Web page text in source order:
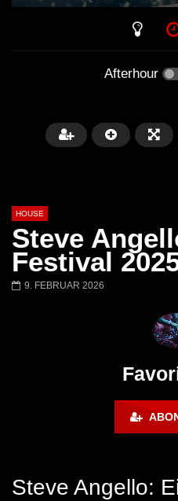
PLAY
Afterhour
Honey Dijon- Escenario
Maravilla @ Tecate Pal
HOUSE
Steve
Festival
9. FEBRUAR 2026
Steve Angello: